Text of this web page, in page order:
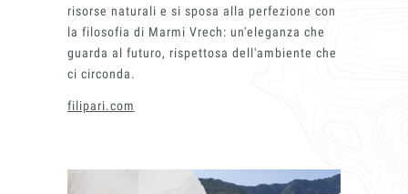
risorse naturali e si sposa alla perfezione con
la filosofia di Marmi Vrech: un'eleganza che
guarda al futuro, rispettosa dell'ambiente che
ci circonda.
filipari.com